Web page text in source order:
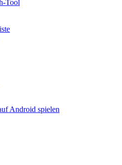
Tool
Android spielen